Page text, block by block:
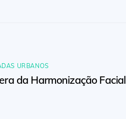
URBANOS
da Harmonização Facial